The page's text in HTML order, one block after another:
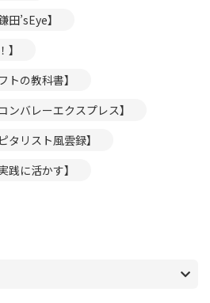
’sEye】
トの教科書】
バレーエクスプレス】
タリスト風雲録】
践に活かす】